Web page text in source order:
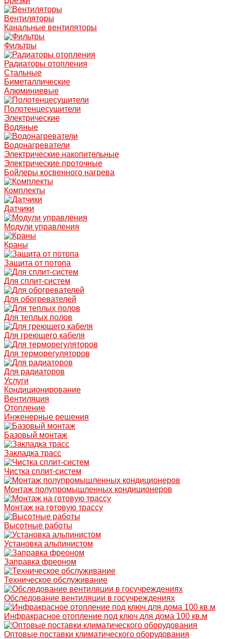
Вентиляторы
Канальные вентиляторы
Фильтры
Радиаторы отопления
Стальные
Биметаллические
Алюминиевые
Полотенцесушители
Электрические
Водяные
Водонагреватели
Электрические накопительные
Электрические проточные
Бойлеры косвенного нагрева
Комплекты
Датчики
Модули управления
Краны
Защита от потопа
Для сплит-систем
Для обогревателей
Для теплых полов
Для греющего кабеля
Для терморегуляторов
Для радиаторов
Услуги
Кондиционирование
Вентиляция
Отопление
Инженерные решения
Базовый монтаж
Закладка трасс
Чистка сплит-систем
Монтаж полупромышленных кондиционеров
Монтаж на готовую трассу
Высотные работы
Установка альпинистом
Заправка фреоном
Техническое обслуживание
Обследование вентиляции в госучреждениях
Инфракрасное отопление под ключ для дома 100 кв.м
Оптовые поставки климатического оборудования